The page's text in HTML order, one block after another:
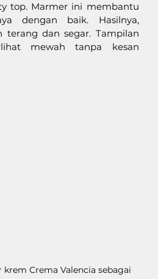
top. Marmer ini membantu
dengan baik. Hasilnya,
terang dan segar. Tampilan
mewah tanpa kesan
Crema Valencia sebagai